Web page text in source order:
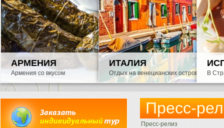
АРМЕНИЯ
Армения со вкусом
ИТАЛИЯ
Отдых на венецианских островах на
В
Пресс-
Пресс-релиз